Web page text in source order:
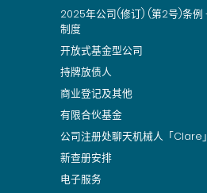
2025年公司(修订) (第2号)条例
制度
开放式基金型公司
持牌放债人
商业登记及其他
有限合伙基金
公司注册处聊天机械人「Clare」
新查册安排
电子服务